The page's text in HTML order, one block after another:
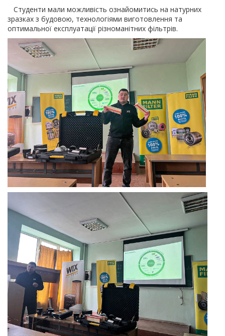
Студенти мали можливість ознайомитись на натурних
зразках з будовою, технологіями виготовлення та
оптимальної експлуатації різноманітних фільтрів.